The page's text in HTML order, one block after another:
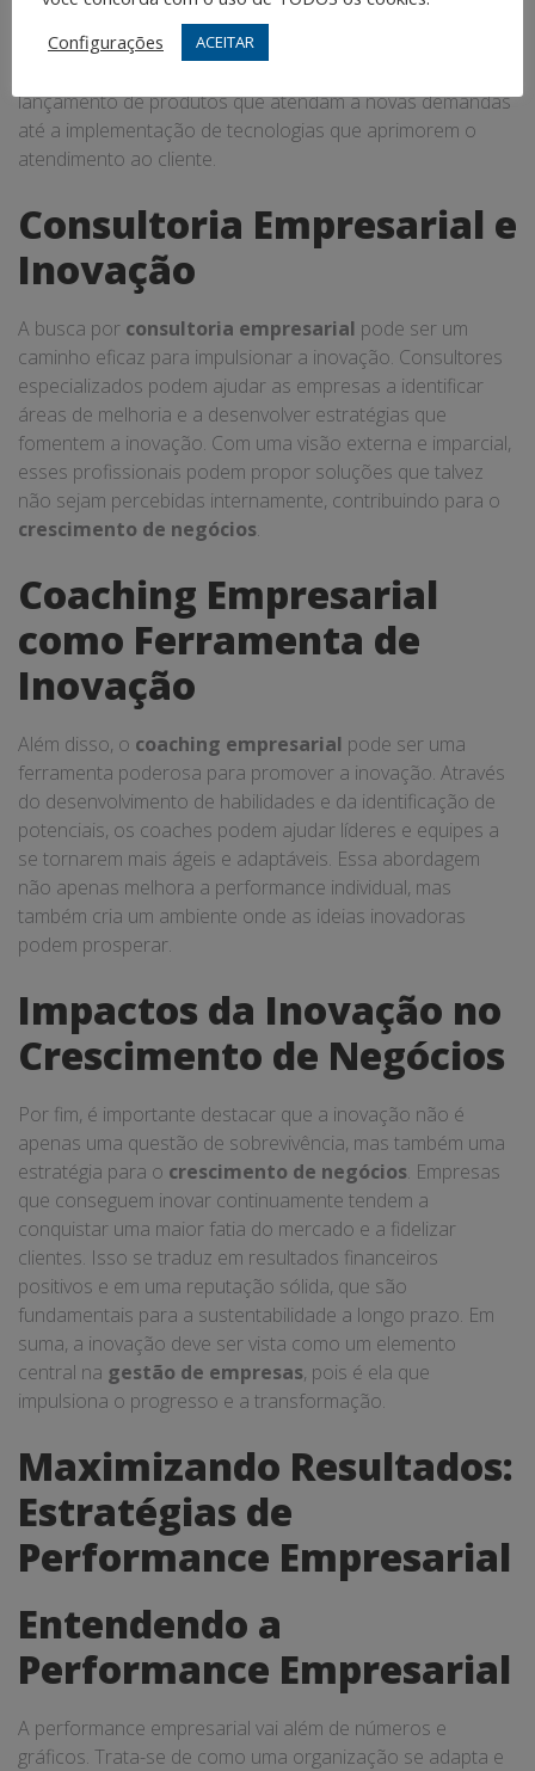
consumidores, as empresas podem identificar
lançamento de produtos que atendam a novas demandas
até a implementação de tecnologias que aprimorem o
atendimento ao cliente.
Consultoria Empresarial e
Inovação
A busca por consultoria empresarial pode ser um
caminho eficaz para impulsionar a inovação. Consultores
especializados podem ajudar as empresas a identificar
áreas de melhoria e a desenvolver estratégias que
fomentem a inovação. Com uma visão externa e imparcial,
esses profissionais podem propor soluções que talvez
não sejam percebidas internamente, contribuindo para o
crescimento de negócios.
Coaching Empresarial
como Ferramenta de
Inovação
Além disso, o coaching empresarial pode ser uma
ferramenta poderosa para promover a inovação. Através
do desenvolvimento de habilidades e da identificação de
potenciais, os coaches podem ajudar líderes e equipes a
se tornarem mais ágeis e adaptáveis. Essa abordagem
não apenas melhora a performance individual, mas
também cria um ambiente onde as ideias inovadoras
podem prosperar.
Impactos da Inovação no
Crescimento de Negócios
Por fim, é importante destacar que a inovação não é
apenas uma questão de sobrevivência, mas também uma
estratégia para o crescimento de negócios. Empresas
que conseguem inovar continuamente tendem a
conquistar uma maior fatia do mercado e a fidelizar
clientes. Isso se traduz em resultados financeiros
positivos e em uma reputação sólida, que são
fundamentais para a sustentabilidade a longo prazo. Em
suma, a inovação deve ser vista como um elemento
central na gestão de empresas, pois é ela que
impulsiona o progresso e a transformação.
Maximizando Resultados:
Estratégias de
Performance Empresarial
Entendendo a
Performance Empresarial
A performance empresarial vai além de números e
gráficos. Trata-se de como uma organização se adapta e
Configurações
ACEITAR